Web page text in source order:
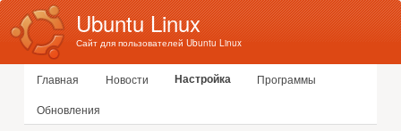
Ubuntu Linux
Сайт для пользователей Ubuntu Linux
Главное меню
Перейти к основному содержимому
Перейти к дополнительному содержимому
Главная Новости Настройка
Программы
Обновления